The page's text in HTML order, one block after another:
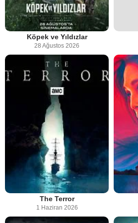
Köpek ve Yıldızlar
28 Ağustos 2026
The Terror
1 Haziran 2026